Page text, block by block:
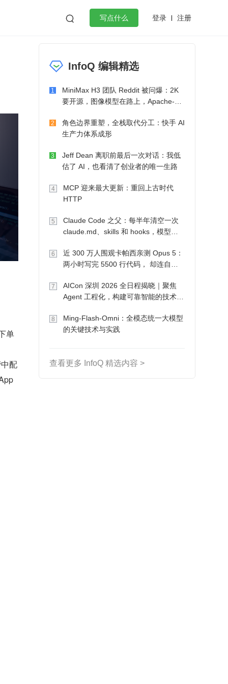
 写点什么 登录 注册
微服务架构 flutter
单
配
InfoQ 编辑精选
1
MiniMax H3 团队 Reddit 被问爆：2K
要开源，图像模型在路上，Apache-2.0
2
角色边界重塑，全栈取代分工：快手 AI
生产力体系成形
3
Jeff Dean 离职前最后一次对话：我低
估了 AI，也看清了创业者的唯一生路
4
MCP 迎来最大更新：重回上古时代
HTTP
5
Claude Code 之父：每半年清空一次
claude.md、skills 和 hooks，模型自
6
近 300 万人围观卡帕西亲测 Opus 5：
两小时写完 5500 行代码， 却连自己
7
AICon 深圳 2026 全日程揭晓｜聚焦
Agent 工程化，构建可靠智能的技术路
8
Ming-Flash-Omni：全模态统一大模型
的关键技术与实践
查看更多 InfoQ 精选内容 >